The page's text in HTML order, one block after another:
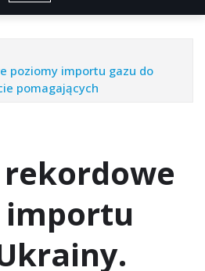
poziomy importu gazu do
pomagających
importu